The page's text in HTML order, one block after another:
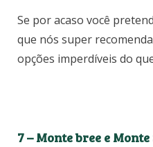
Se por acaso você
que nós super
opções imperdíveis do
7 – Monte bree e